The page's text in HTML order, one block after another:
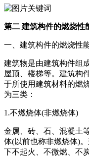
第二 建筑构件的燃烧性
一、建筑构件的燃烧性
建筑物是由建筑构件组
屋顶、楼梯等。建筑构
于所使用建筑材料的燃
为三类：
1.不燃烧体(非燃烧体)
金属、砖、石、混凝土
体(以前也称非燃烧体)
下不起火、不微燃、不